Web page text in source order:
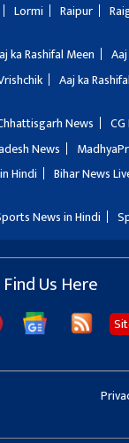
Lormi Raipur
ka Rashifal Meen
Aaj ka
News
News
Hindi Bihar News
News in Hindi
Find Us Here